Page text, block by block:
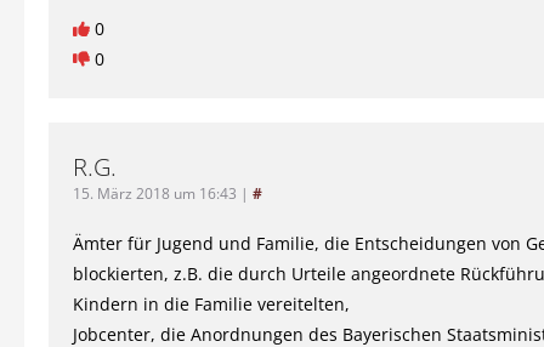
0
0
R.G.
15. März 2018 um 16:43 | #
Ämter für Jugend und Familie, die Entscheidungen von
blockierten, z.B. die durch Urteile angeordnete
Kindern in die Familie vereitelten,
Jobcenter, die Anordnungen des Bayerischen